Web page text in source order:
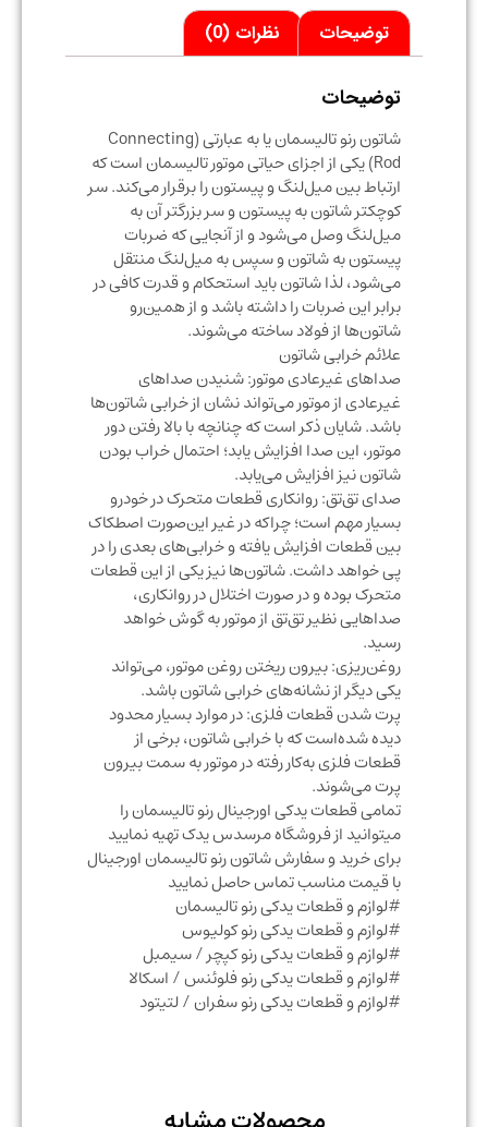
توضیحات نظرات (0)
توضیحات
شاتون رنو تالیسمان یا به عبارتی (Connecting
Rod) یکی از اجزای حیاتی موتور تالیسمان است که
ارتباط بین میل‌لنگ و پیستون را برقرار می‌کند. سر
کوچکتر شاتون به پیستون و سر بزرگتر آن به
میل‌لنگ وصل می‌شود و از آنجایی که ضربات
پیستون به شاتون و سپس به میل‌لنگ منتقل
می‌شود، لذا شاتون باید استحکام و قدرت کافی در
برابر این ضربات را داشته باشد و از همین‌رو
شاتون‌ها از فولاد ساخته می‌شوند.
علائم خرابی شاتون
صداهای غیرعادی موتور: شنیدن صداهای
غیرعادی از موتور می‌تواند نشان از خرابی شاتون‌ها
باشد. شایان ذکر است که چنانچه با بالا رفتن دور
موتور، این صدا افزایش یابد؛ احتمال خراب بودن
شاتون نیز افزایش می‌یابد.
صدای تق‌تق: روانکاری قطعات متحرک در خودرو
بسیار مهم است؛ چراکه در غیر این‌صورت اصطکاک
بین قطعات افزایش یافته و خرابی‌های بعدی را در
پی خواهد داشت. شاتون‌ها نیز یکی از این قطعات
متحرک بوده و در صورت اختلال در روانکاری،
صداهایی نظیر تق‌تق از موتور به گوش خواهد
روغن‌ریزی: بیرون ریختن روغن موتور، می‎‌تواند
یکی دیگر از نشانه‎‌های خرابی شاتون باشد.
پرت شدن قطعات فلزی: در موارد بسیار محدود
دیده شده‌است که با خرابی شاتون، برخی از
قطعات فلزی به‌کار رفته در موتور به سمت بیرون
پرت می‌شوند.
تمامی قطعات یدکی اورجینال رنو تالیسمان را
میتوانید از فروشگاه مرسدس یدک تهیه نمایید
برای خرید و سفارش شاتون رنو تالیسمان اورجینال
با قیمت مناسب تماس حاصل نمایید
#لوازم و قطعات یدکی رنو تالیسمان
#لوازم و قطعات یدکی رنو کولیوس
#لوازم و قطعات یدکی رنو کپچر / سیمبل
#لوازم و قطعات یدکی رنو فلوئنس / اسکالا
#لوازم و قطعات یدکی رنو سفران / لتیتود